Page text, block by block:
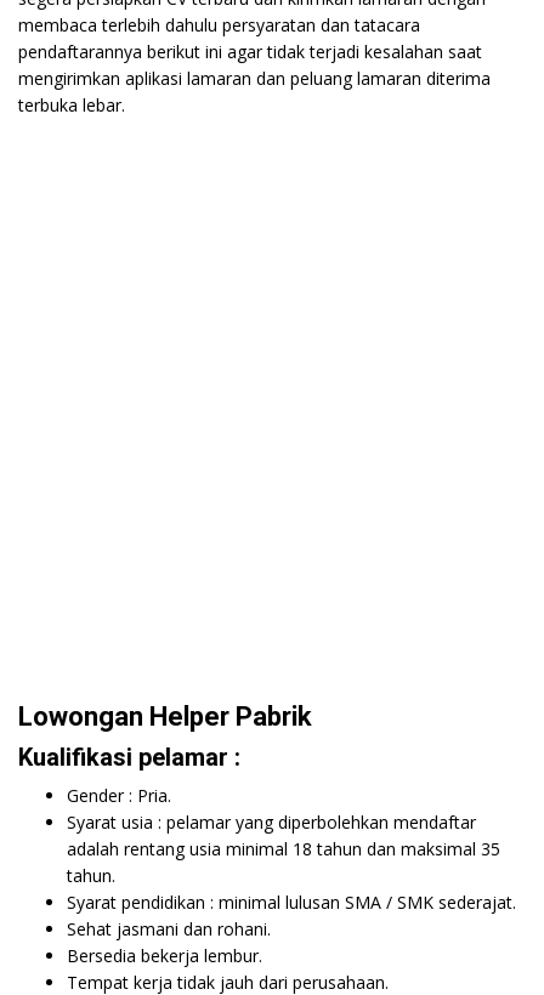
membaca terlebih dahulu persyaratan dan tatacara
pendaftarannya berikut ini agar tidak terjadi kesalahan saat
mengirimkan aplikasi lamaran dan peluang lamaran diterima
terbuka lebar.
Lowongan Helper Pabrik
Kualifikasi pelamar :
Gender : Pria.
Syarat usia : pelamar yang diperbolehkan mendaftar
adalah rentang usia minimal 18 tahun dan maksimal 35
tahun.
Syarat pendidikan : minimal lulusan SMA / SMK sederajat.
Sehat jasmani dan rohani.
Bersedia bekerja lembur.
Tempat kerja tidak jauh dari perusahaan.